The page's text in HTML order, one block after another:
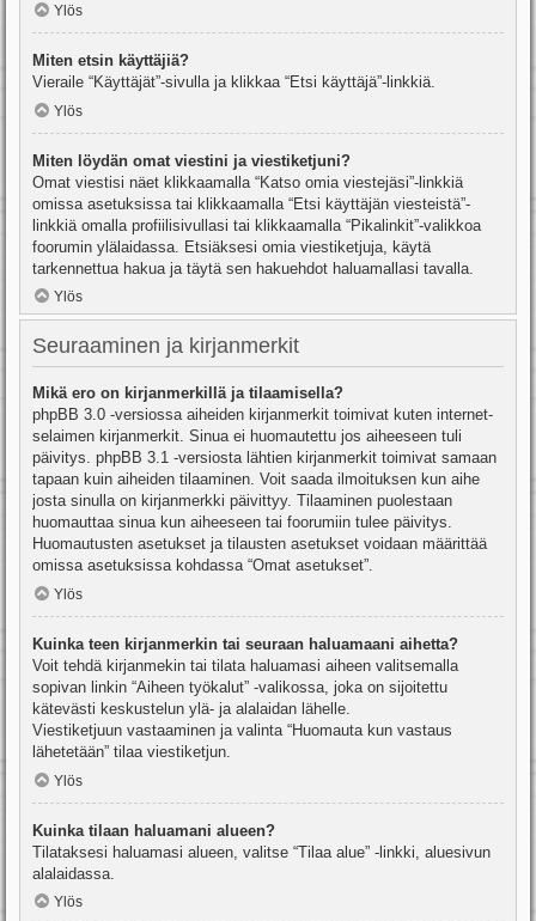
Ylös
Miten etsin käyttäjiä?
Vieraile “Käyttäjät”-sivulla ja klikkaa “Etsi käyttäjä”-linkkiä.
Ylös
Miten löydän omat viestini ja viestiketjuni?
Omat viestisi näet klikkaamalla “Katso omia viestejäsi”-linkkiä
omissa asetuksissa tai klikkaamalla “Etsi käyttäjän viesteistä”-
linkkiä omalla profiilisivullasi tai klikkaamalla “Pikalinkit”-valikkoa
foorumin ylälaidassa. Etsiäksesi omia viestiketjuja, käytä
tarkennettua hakua ja täytä sen hakuehdot haluamallasi tavalla.
Ylös
Seuraaminen ja kirjanmerkit
Mikä ero on kirjanmerkillä ja tilaamisella?
phpBB 3.0 -versiossa aiheiden kirjanmerkit toimivat kuten internet-
selaimen kirjanmerkit. Sinua ei huomautettu jos aiheeseen tuli
päivitys. phpBB 3.1 -versiosta lähtien kirjanmerkit toimivat samaan
tapaan kuin aiheiden tilaaminen. Voit saada ilmoituksen kun aihe
josta sinulla on kirjanmerkki päivittyy. Tilaaminen puolestaan
huomauttaa sinua kun aiheeseen tai foorumiin tulee päivitys.
Huomautusten asetukset ja tilausten asetukset voidaan määrittää
omissa asetuksissa kohdassa “Omat asetukset”.
Ylös
Kuinka teen kirjanmerkin tai seuraan haluamaani aihetta?
Voit tehdä kirjanmekin tai tilata haluamasi aiheen valitsemalla
sopivan linkin “Aiheen työkalut” -valikossa, joka on sijoitettu
kätevästi keskustelun ylä- ja alalaidan lähelle.
Viestiketjuun vastaaminen ja valinta “Huomauta kun vastaus
lähetetään” tilaa viestiketjun.
Ylös
Kuinka tilaan haluamani alueen?
Tilataksesi haluamasi alueen, valitse “Tilaa alue” -linkki, aluesivun
alalaidassa.
Ylös